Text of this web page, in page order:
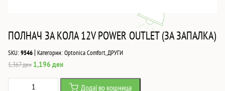
ПОЛНАЧ ЗА КОЛА 12V POWER OUTLET (ЗА ЗАПАЛКА)
SKU:9546 | Категории:Optonica Comfort,ДРУГИ
1,367ден Original
was:
1,196 денCurrent
price
ПОЛНАЧ
Додај во кошница